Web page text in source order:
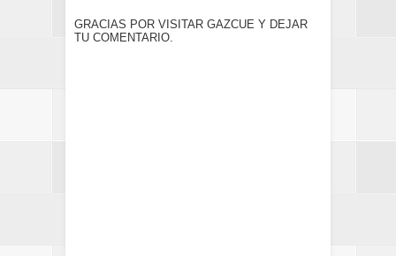
GRACIAS POR VISITAR GAZCUE Y DEJAR
TU COMENTARIO.